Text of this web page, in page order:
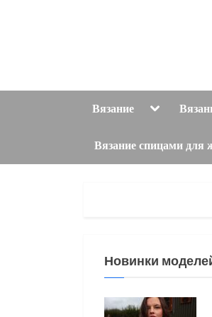
Вязание Toggle
Вязание спицами
Новинки